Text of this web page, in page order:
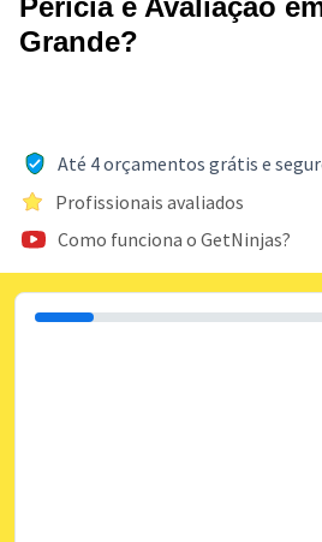
Perícia e Avaliação
Grande?
Até 4 orçamentos grátis e
Profissionais avaliados
Como funciona o GetNinjas?